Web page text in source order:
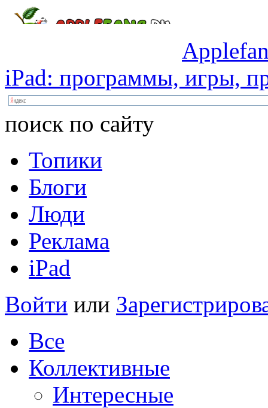
iPad: программы, игры,
поиск по сайту
Топики
Блоги
Люди
Реклама
iPad
Войти или
Все
Коллективные
Интересные